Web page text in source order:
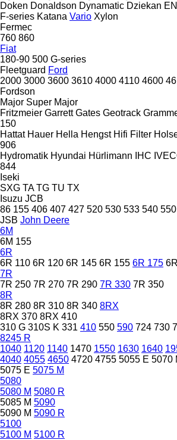
Doken Donaldson Dynamatic Dziekan
F-series Katana Vario Xylon
Fermec
760 860
Fiat
180-90 500 G-series
Fleetguard Ford
2000 3000 3600 3610 4000 4110 4600
Fordson
Major Super Major
Fritzmeier Garrett Gates Geotrack
150
Hattat Hauer Hella Hengst Hifi Filter
906
Hydromatik Hyundai Hürlimann IHC
844
Iseki
SXG TA TG TU TX
Isuzu JCB
86 155 406 407 427 520 530 533 540 550
JSB John Deere
6M
6M 155
6R
6R 110 6R 120 6R 145 6R 155 6R 175
7R
7R 250 7R 270 7R 290 7R 330 7R 350
8R
8R 280 8R 310 8R 340 8RX
8RX 370 8RX 410
310 G 310S K 331 410 550 590 724 730
8245 R
1040 1120 1140 1470 1550 1630 1640
4040 4055 4650 4720 4755 5055 E 5070
5075 E 5075 M
5080
5080 M 5080 R
5085 M 5090
5090 M 5090 R
5100
5100 M 5100 R